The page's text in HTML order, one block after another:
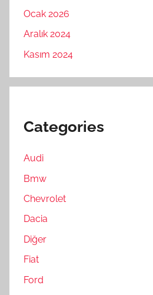
Ocak 2026
Aralık 2024
Kasım 2024
Categories
Audi
Bmw
Chevrolet
Dacia
Diğer
Fiat
Ford